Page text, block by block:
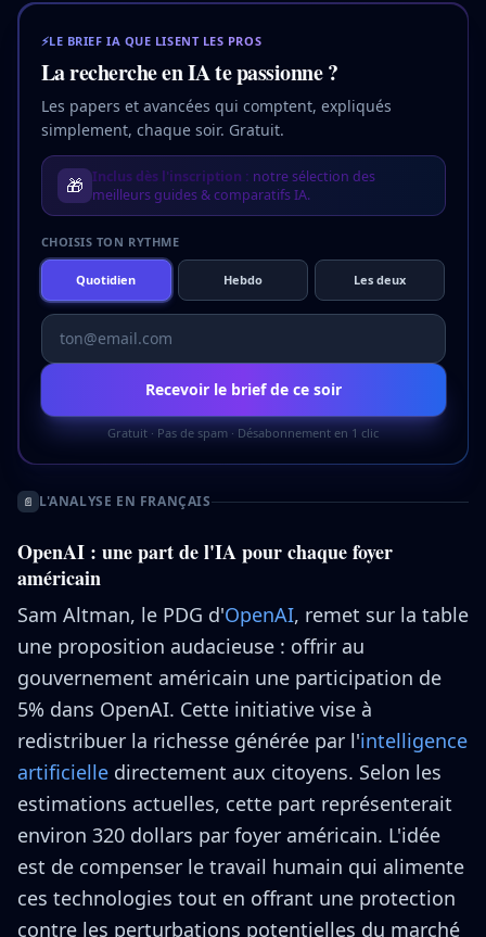
⚡LE BRIEF IA QUE LISENT LES PROS
La recherche en IA te passionne ?
Les papers et avancées qui comptent, expliqués
simplement, chaque soir. Gratuit.
🎁 Inclus dès l'inscription : notre sélection des
meilleurs guides & comparatifs IA.
CHOISIS TON RYTHME
Quotidien Hebdo Les deux
Recevoir le brief de ce soir
Gratuit · Pas de spam · Désabonnement en 1 clic
📄 L'ANALYSE EN FRANÇAIS
OpenAI : une part de l'IA pour chaque foyer
américain
Sam Altman, le PDG d'OpenAI, remet sur la table
une proposition audacieuse : offrir au
gouvernement américain une participation de
5% dans OpenAI. Cette initiative vise à
redistribuer la richesse générée par l'intelligence
artificielle directement aux citoyens. Selon les
estimations actuelles, cette part représenterait
environ 320 dollars par foyer américain. L'idée
est de compenser le travail humain qui alimente
ces technologies tout en offrant une protection
contre les perturbations potentielles du marché